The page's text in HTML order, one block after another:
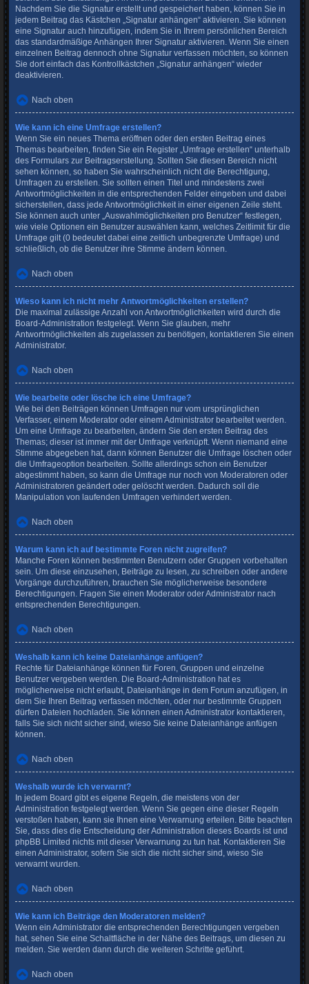
Nachdem Sie die Signatur erstellt und gespeichert haben, können Sie in
jedem Beitrag das Kästchen „Signatur anhängen“ aktivieren. Sie können
eine Signatur auch hinzufügen, indem Sie in Ihrem persönlichen Bereich
das standardmäßige Anhängen Ihrer Signatur aktivieren. Wenn Sie einen
einzelnen Beitrag dennoch ohne Signatur verfassen möchten, so können
Sie dort einfach das Kontrollkästchen „Signatur anhängen“ wieder
deaktivieren.
Nach oben
Wie kann ich eine Umfrage erstellen?
Wenn Sie ein neues Thema eröffnen oder den ersten Beitrag eines
Themas bearbeiten, finden Sie ein Register „Umfrage erstellen“ unterhalb
des Formulars zur Beitragserstellung. Sollten Sie diesen Bereich nicht
sehen können, so haben Sie wahrscheinlich nicht die Berechtigung,
Umfragen zu erstellen. Sie sollten einen Titel und mindestens zwei
Antwortmöglichkeiten in die entsprechenden Felder eingeben und dabei
sicherstellen, dass jede Antwortmöglichkeit in einer eigenen Zeile steht.
Sie können auch unter „Auswahlmöglichkeiten pro Benutzer“ festlegen,
wie viele Optionen ein Benutzer auswählen kann, welches Zeitlimit für die
Umfrage gilt (0 bedeutet dabei eine zeitlich unbegrenzte Umfrage) und
schließlich, ob die Benutzer ihre Stimme ändern können.
Nach oben
Wieso kann ich nicht mehr Antwortmöglichkeiten erstellen?
Die maximal zulässige Anzahl von Antwortmöglichkeiten wird durch die
Board-Administration festgelegt. Wenn Sie glauben, mehr
Antwortmöglichkeiten als zugelassen zu benötigen, kontaktieren Sie einen
Administrator.
Nach oben
Wie bearbeite oder lösche ich eine Umfrage?
Wie bei den Beiträgen können Umfragen nur vom ursprünglichen
Verfasser, einem Moderator oder einem Administrator bearbeitet werden.
Um eine Umfrage zu bearbeiten, ändern Sie den ersten Beitrag des
Themas; dieser ist immer mit der Umfrage verknüpft. Wenn niemand eine
Stimme abgegeben hat, dann können Benutzer die Umfrage löschen oder
die Umfrageoption bearbeiten. Sollte allerdings schon ein Benutzer
abgestimmt haben, so kann die Umfrage nur noch von Moderatoren oder
Administratoren geändert oder gelöscht werden. Dadurch soll die
Manipulation von laufenden Umfragen verhindert werden.
Nach oben
Warum kann ich auf bestimmte Foren nicht zugreifen?
Manche Foren können bestimmten Benutzern oder Gruppen vorbehalten
sein. Um diese einzusehen, Beiträge zu lesen, zu schreiben oder andere
Vorgänge durchzuführen, brauchen Sie möglicherweise besondere
Berechtigungen. Fragen Sie einen Moderator oder Administrator nach
entsprechenden Berechtigungen.
Nach oben
Weshalb kann ich keine Dateianhänge anfügen?
Rechte für Dateianhänge können für Foren, Gruppen und einzelne
Benutzer vergeben werden. Die Board-Administration hat es
möglicherweise nicht erlaubt, Dateianhänge in dem Forum anzufügen, in
dem Sie Ihren Beitrag verfassen möchten, oder nur bestimmte Gruppen
dürfen Dateien hochladen. Sie können einen Administrator kontaktieren,
falls Sie sich nicht sicher sind, wieso Sie keine Dateianhänge anfügen
können.
Nach oben
Weshalb wurde ich verwarnt?
In jedem Board gibt es eigene Regeln, die meistens von der
Administration festgelegt werden. Wenn Sie gegen eine dieser Regeln
verstoßen haben, kann sie Ihnen eine Verwarnung erteilen. Bitte beachten
Sie, dass dies die Entscheidung der Administration dieses Boards ist und
phpBB Limited nichts mit dieser Verwarnung zu tun hat. Kontaktieren Sie
einen Administrator, sofern Sie sich die nicht sicher sind, wieso Sie
verwarnt wurden.
Nach oben
Wie kann ich Beiträge den Moderatoren melden?
Wenn ein Administrator die entsprechenden Berechtigungen vergeben
hat, sehen Sie eine Schaltfläche in der Nähe des Beitrags, um diesen zu
melden. Sie werden dann durch die weiteren Schritte geführt.
Nach oben